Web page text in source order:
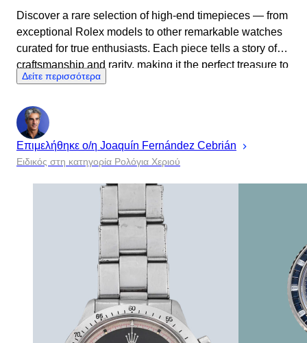
Discover a rare selection of high-end timepieces — from
exceptional Rolex models to other remarkable watches
curated for true enthusiasts. Each piece tells a story of
craftsmanship and rarity, making it the perfect treasure to
gift — or keep — this Christmas.
Δείτε περισσότερα
Επιμελήθηκε ο/η Joaquín Fernández Cebrián
Ειδικός στη κατηγορία Ρολόγια Χεριού